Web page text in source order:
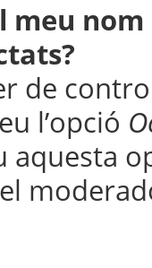
meu
de
l’opció
aquesta